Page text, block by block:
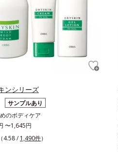
ンシリーズ
サンプルあり
のボディケア
〜1,645円
4.58 / 1,490件）